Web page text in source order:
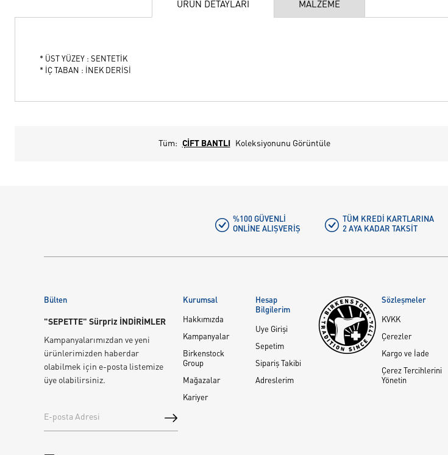
ÜRÜN DETAYLARI MALZEME
* ÜST YÜZEY : SENTETİK
* İÇ TABAN : İNEK DERİSİ
Tüm: ÇİFT BANTLI Koleksiyonunu Görüntüle
%100 GÜVENLI
ONLINE ALIŞVERIŞ
TÜM KREDI KARTLARINA
2 AYA KADAR TAKSIT
Bülten
"SEPETTE" Sürpriz İNDİRİMLER
Kampanyalarımızdan ve yeni
ürünlerimizden haberdar
olabilmek için e-posta listemize
üye olabilirsiniz.
Kurumsal
Hakkımızda
Kampanyalar
Birkenstock
Group
Mağazalar
Kariyer
Hesap
Bilgilerim
Üye Girişi
Sepetim
Sipariş Takibi
Adreslerim
Sözleşmeler
KVKK
Çerezler
Kargo ve İade
Çerez Tercihlerini
Yönetin